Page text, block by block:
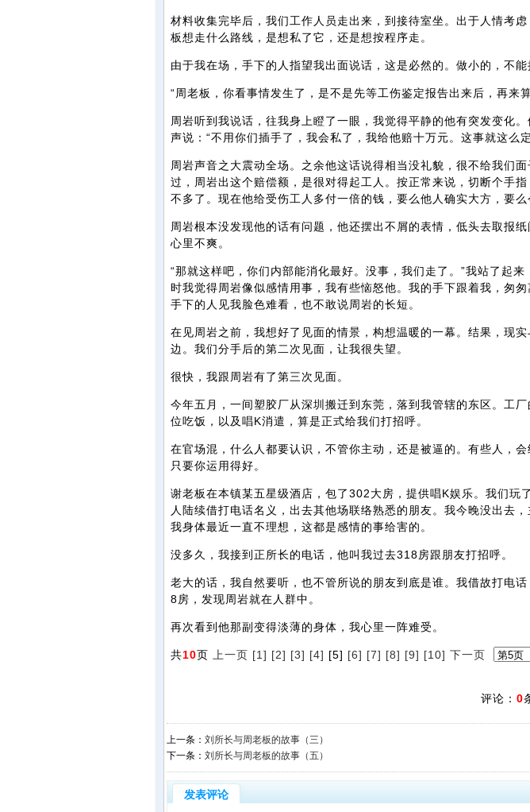
材料收集完毕后，我们工作人员走出来，到接待室坐。出于人情考
板想走什么路线，是想私了它，还是想按程序走。
由于我在场，手下的人指望我出面说话，这是必然的。做小的，不能
“周老板，你看事情发生了，是不是先等工伤鉴定报告出来后，再来
周岩听到我说话，往我身上瞪了一眼，我觉得平静的他有突发变化
声说：“不用你们插手了，我会私了，我给他赔十万元。这事就这么
周岩声音之大震动全场。之余他这话说得相当没礼貌，很不给我们
过，周岩出这个赔偿额，是很对得起工人。按正常来说，切断个手
不多了。现在他给受伤工人多付一倍的钱，要么他人确实大方，要么
周岩根本没发现他的话有问题，他还摆出不屑的表情，低头去取报
心里不爽。
“那就这样吧，你们内部能消化最好。没事，我们走了。”我站了起来
时我觉得周岩像似感情用事，我有些恼怒他。我的手下跟着我，匆匆
手下的人见我脸色难看，也不敢说周岩的长短。
在见周岩之前，我想好了见面的情景，构想温暖的一幕。结果，现
边。我们分手后的第二次见面，让我很失望。
很快，我跟周岩有了第三次见面。
今年五月，一间塑胶厂从深圳搬迁到东莞，落到我管辖的东区。工
位吃饭，以及唱K消遣，算是正式给我们打招呼。
在官场混，什么人都要认识，不管你主动，还是被逼的。有些人，会
只要你运用得好。
谢老板在本镇某五星级酒店，包了302大房，提供唱K娱乐。我们玩
人陆续借打电话名义，出去其他场联络熟悉的朋友。我今晚没出去，
我身体最近一直不理想，这都是感情的事给害的。
没多久，我接到正所长的电话，他叫我过去318房跟朋友打招呼。
老大的话，我自然要听，也不管所说的朋友到底是谁。我借故打电
8房，发现周岩就在人群中。
再次看到他那副变得淡薄的身体，我心里一阵难受。
共10页 上一页 [1] [2] [3] [4] [5] [6] [7] [8] [9] [10] 下一页
评论： 0
上一条： 刘所长与周老板的故事（三）
下一条： 刘所长与周老板的故事（五）
发表评论